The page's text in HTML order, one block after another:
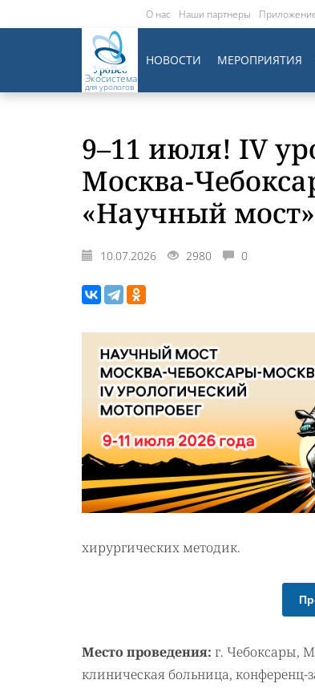
О нас Наши партнеры
Экосистема
для урологов
НОВОСТИ МЕРОПРИЯТИЯ
9–11 июля! IV
Москва-
«Научный
10.07.2026 2980 0
хирургических методик.
Место проведения: г. Чебоксары,
клиническая больница, конференц-